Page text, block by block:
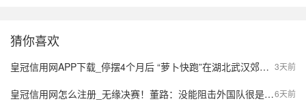
猜你喜欢
3天前
皇冠信用网APP下载_停摆4个月后 “萝卜快跑”在湖北武汉郊区重新接单，多名本地用户发帖称重新叫到车
6天前
皇冠信用网怎么注册_无缘决赛！董路：没能阻击外国队很是自责，孩子们尽力了责任在我